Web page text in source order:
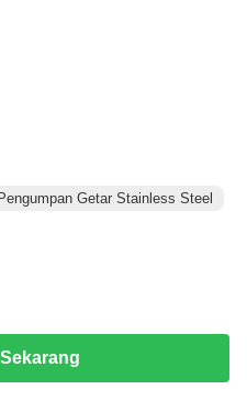
Getar Stainless Steel